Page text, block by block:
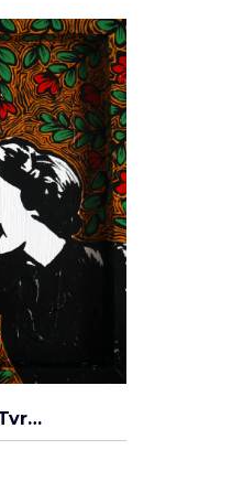
Otevřenost x Tvrdohlavost